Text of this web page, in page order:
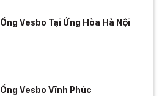
Ống Vesbo Tại Ứng Hòa Hà Nội
Ống Vesbo Vĩnh Phúc